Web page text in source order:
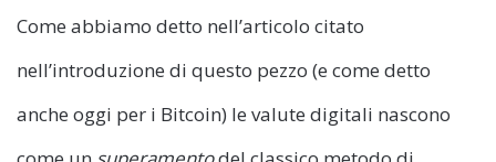
Come abbiamo detto nell’articolo citato
nell’introduzione di questo pezzo (e come detto
anche oggi per i Bitcoin) le valute digitali nascono